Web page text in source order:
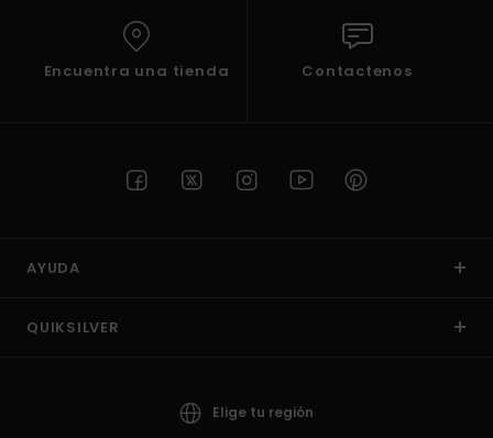
Encuentra una tienda Contactenos
AYUDA
QUIKSILVER
Elige tu región